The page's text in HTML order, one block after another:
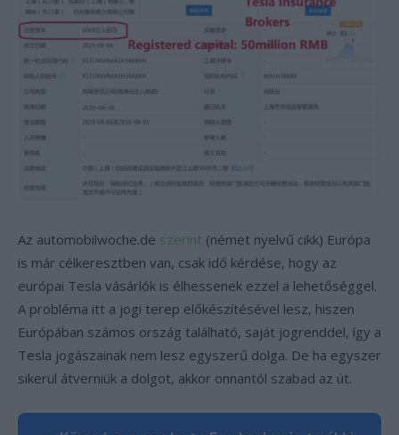
Az automobilwoche.de szerint (német nyelvű cikk) Európa
is már célkeresztben van, csak idő kérdése, hogy az
európai Tesla vásárlók is élhessenek ezzel a lehetőséggel.
A probléma itt a jogi terep előkészítésével lesz, hiszen
Európában számos ország található, saját jogrenddel, így a
Tesla jogászainak nem lesz egyszerű dolga. De ha egyszer
sikerül átverniük a dolgot, akkor onnantól szabad az út.